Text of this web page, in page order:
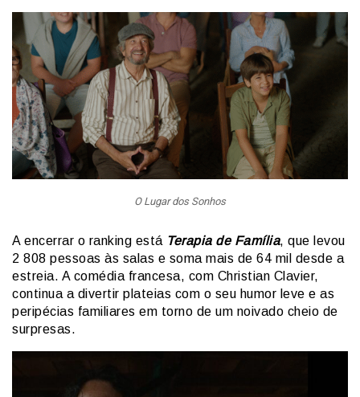
O Lugar dos Sonhos
A encerrar o ranking está Terapia de Família, que levou
2 808 pessoas às salas e soma mais de 64 mil desde a
estreia. A comédia francesa, com Christian Clavier,
continua a divertir plateias com o seu humor leve e as
peripécias familiares em torno de um noivado cheio de
surpresas.